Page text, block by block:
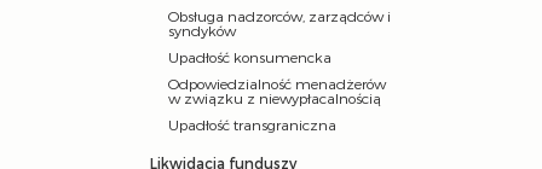
Obsługa nadzorców, zarządców i
syndyków
Upadłość konsumencka
Odpowiedzialność menadżerów
w związku z niewypłacalnością
Upadłość transgraniczna
Likwidacja funduszy